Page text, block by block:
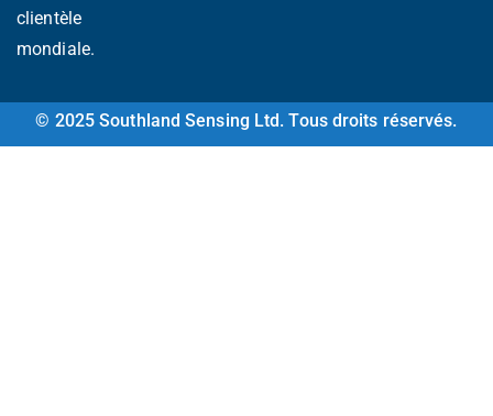
clientèle
mondiale.
© 2025 Southland Sensing Ltd. Tous droits réservés.